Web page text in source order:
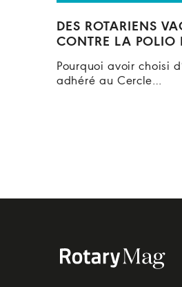
DES ROTARIENS
CONTRE LA POLIO
Pourquoi avoir choisi
adhéré au Cercle…